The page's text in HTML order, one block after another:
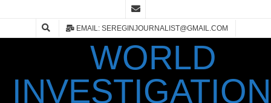
EMAIL: SEREGINJOURNALIST@GMAIL.COM
WORLD